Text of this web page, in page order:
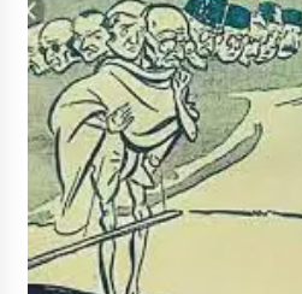
कुमार प्रशांत को मातृशोक
3 years ago